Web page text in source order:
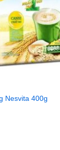
Nesvita 400g